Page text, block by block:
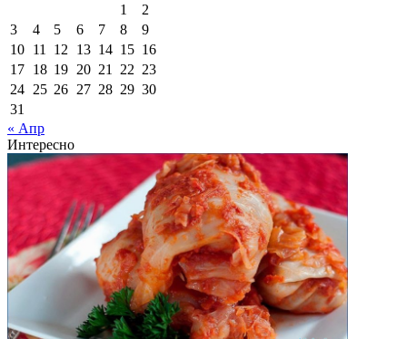
1
2
3
4 5 6 7 8
9
10 11 12 13 14 15 16
17 18 19 20 21 22 23
24 25 26 27 28 29 30
31
« Апр
Интересно